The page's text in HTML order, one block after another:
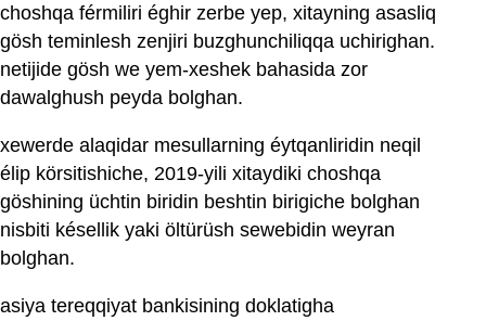
choshqa férmiliri éghir zerbe yep, xitayning asasliq
gösh teminlesh zenjiri buzghunchiliqqa uchirighan.
netijide gösh we yem-xeshek bahasida zor
dawalghush peyda bolghan.
xewerde alaqidar mesullarning éytqanliridin neqil
élip körsitishiche, 2019-yili xitaydiki choshqa
göshining üchtin biridin beshtin birigiche bolghan
nisbiti késellik yaki öltürüsh sewebidin weyran
bolghan.
asiya tereqqiyat bankisining doklatigha